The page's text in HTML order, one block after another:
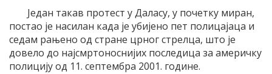
Један такав протест у Даласу, у почетку миран,
постао је насилан када је убијено пет полицајаца и
седам рањено од стране црног стрелца, што је
довело до најсмртоноснијих последица за америчку
полицију од 11. септембра 2001. године.